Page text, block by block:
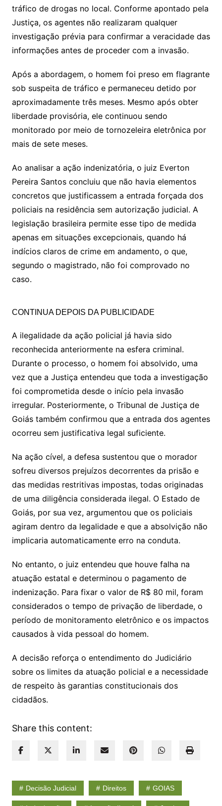
tráfico de drogas no local. Conforme apontado pela
Justiça, os agentes não realizaram qualquer
investigação prévia para confirmar a veracidade das
informações antes de proceder com a invasão.
Após a abordagem, o homem foi preso em flagrante
sob suspeita de tráfico e permaneceu detido por
aproximadamente três meses. Mesmo após obter
liberdade provisória, ele continuou sendo
monitorado por meio de tornozeleira eletrônica por
mais de sete meses.
Ao analisar a ação indenizatória, o juiz Everton
Pereira Santos concluiu que não havia elementos
concretos que justificassem a entrada forçada dos
policiais na residência sem autorização judicial. A
legislação brasileira permite esse tipo de medida
apenas em situações excepcionais, quando há
indícios claros de crime em andamento, o que,
segundo o magistrado, não foi comprovado no
caso.
CONTINUA DEPOIS DA PUBLICIDADE
A ilegalidade da ação policial já havia sido
reconhecida anteriormente na esfera criminal.
Durante o processo, o homem foi absolvido, uma
vez que a Justiça entendeu que toda a investigação
foi comprometida desde o início pela invasão
irregular. Posteriormente, o Tribunal de Justiça de
Goiás também confirmou que a entrada dos agentes
ocorreu sem justificativa legal suficiente.
Na ação cível, a defesa sustentou que o morador
sofreu diversos prejuízos decorrentes da prisão e
das medidas restritivas impostas, todas originadas
de uma diligência considerada ilegal. O Estado de
Goiás, por sua vez, argumentou que os policiais
agiram dentro da legalidade e que a absolvição não
implicaria automaticamente erro na conduta.
No entanto, o juiz entendeu que houve falha na
atuação estatal e determinou o pagamento de
indenização. Para fixar o valor de R$ 80 mil, foram
considerados o tempo de privação de liberdade, o
período de monitoramento eletrônico e os impactos
causados à vida pessoal do homem.
A decisão reforça o entendimento do Judiciário
sobre os limites da atuação policial e a necessidade
de respeito às garantias constitucionais dos
cidadãos.
Share this content:
Decisão Judicial Direitos GOIAS